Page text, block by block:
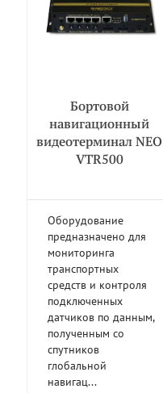
Бортовой
навигационный
видеотерминал NEO
VTR500
Оборудование
предназначено для
мониторинга
транспортных
средств и контроля
подключенных
датчиков по данным,
полученным со
спутников
глобальной
навигац...